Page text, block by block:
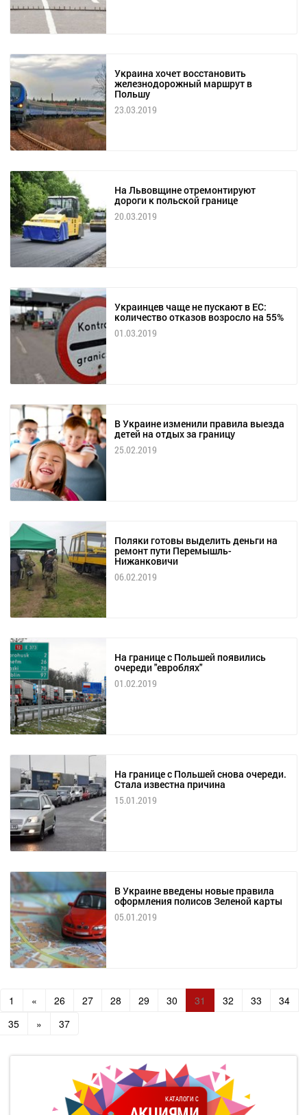
Украина хочет восстановить
железнодорожный маршрут в
Польшу
23.03.2019
На Львовщине отремонтируют
дороги к польской границе
20.03.2019
Украинцев чаще не пускают в ЕС:
количество отказов возросло на 55%
01.03.2019
В Украине изменили правила выезда
детей на отдых за границу
25.02.2019
Поляки готовы выделить деньги на
ремонт пути Перемышль-
Нижанковичи
06.02.2019
На границе с Польшей появились
очереди "евроблях"
01.02.2019
На границе с Польшей снова очереди.
Стала известна причина
15.01.2019
В Украине введены новые правила
оформления полисов Зеленой карты
05.01.2019
1 « 26 27 28 29 30 31 32 33
34
35
» 37
КАТАЛОГИ С